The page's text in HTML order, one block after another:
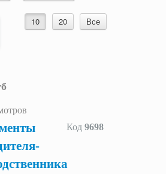
10 20 Все
Код 9698